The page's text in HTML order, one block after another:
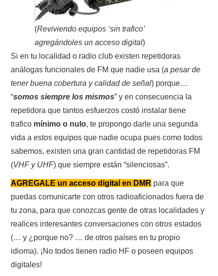
LA PULGA MERCANTE
LITERATURA DE LA RADIO
MIEMBROS ORIGINALES
MODOS DIGITALES
NUESTRAS ACTIVIDADES !
PATROCINADORES
PLAN DE BANDAS DE
PROMOCIÓN DE LA RADIO AFICIÓN
PROPAGACIÓN
(Reviviendo equipos ‘sin trafico’
agregándoles un acceso digital)
Si en tu localidad o radio club existen repetidoras
análogas funcionales de FM que nadie usa (a pesar de
tener buena cobertura y calidad de señal) porque…
“somos siempre los mismos” y en consecuencia la
repetidora que tantos esfuerzos costó instalar tiene
trafico mínimo o nulo, te propongo darle una segunda
vida a estos equipos que nadie ocupa pues como todos
sabemos, existen una gran cantidad de repetidoras FM
(VHF y UHF) que siempre están “silenciosas”.
AGREGALE un acceso digital en DMR para que
puedas comunicarte con otros radioaficionados fuera de
tu zona, para que conozcas gente de otras localidades y
realices interesantes conversaciones con otros estados
(… y ¿porque no? … de otros países en tu propio
idioma). ¡No todos tienen radio HF o poseen equipos
digitales!